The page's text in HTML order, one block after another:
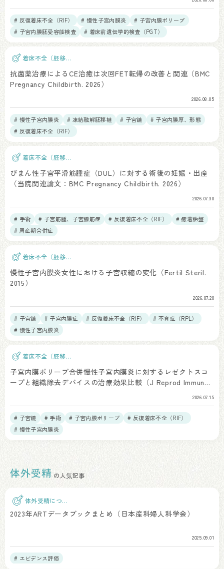
# 反復着床不全（RIF） # 慢性子宮内膜炎
# 子宮内膜ポリープ
# 子宮内膜胚受容能検査
# 着床前遺伝学的検査（PGT）
着床不全（胚移
抗菌薬治療によるCE治癒は次回FET転帰の改善と関連（BMC
Pregnancy Childbirth. 2026）
2026.08.05
# 慢性子宮内膜炎 # 凍結融解胚移植 # 子宮鏡
# 子宮内膜厚、形態
# 反復着床不全（RIF）
着床不全（胚移
びまん性子宮平滑筋腫症（DUL）に対する術後の妊娠・出産
（当院関連論文：BMC Pregnancy Childbirth. 2026）
2026.07.30
# 手術 # 子宮筋腫、子宮腺筋症 # 反復着床不全（RIF）
# 癒着胎盤
# 周産期合併症
着床不全（胚移
慢性子宮内膜炎女性における子宮収縮の変化（Fertil Steril.
2015）
2026.07.20
# 子宮鏡 # 子宮内膜症 # 反復着床不全（RIF）
# 不育症（RPL）
# 慢性子宮内膜炎
着床不全（胚移
子宮内膜ポリープ合併慢性子宮内膜炎に対するレゼクトスコ
ープと組織除去デバイスの治療効果比較（J Reprod Immunol.
2026.07.15
# 子宮鏡 # 手術 # 子宮内膜ポリープ
# 反復着床不全（RIF）
# 慢性子宮内膜炎
体外受精 の人気記事
体外受精につい
て
2023年ARTデータブックまとめ（日本産科婦人科学会）
2025.09.01
# エビデンス評価